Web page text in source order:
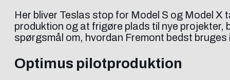
Her bliver Teslas stop for Model S og Model
produktion og at frigøre plads til nye
spørgsmål om, hvordan Fremont bedst bruges
Optimus pilotproduktion